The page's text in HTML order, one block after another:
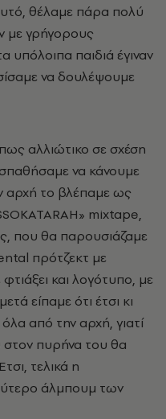
θέλαμε πάρα πολύ
με γρήγορους
υπόλοιπα παιδιά έγιναν
να δουλέψουμε
αλλιώτικο σε σχέση
να κάνουμε
αρχή το βλέπαμε ως
mixtape,
που θα παρουσιάζαμε
πρότζεκτ με
και λογότυπο, με
είπαμε ότι έτσι κι
από την αρχή, γιατί
στον πυρήνα του θα
τελικά η
άλμπουμ των